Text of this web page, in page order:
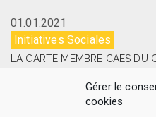
Gérer le
cookies
01.01.2021
Initiatives Sociales
LA CARTE MEMBRE CAES DU
En savoir plus